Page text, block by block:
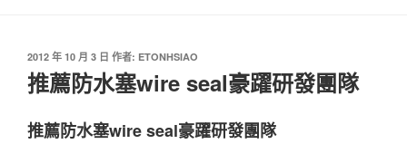
2012 年 10 月 3 日 作者: ETONHSIAO
推薦防水塞wire seal豪躍研發團隊
推薦防水塞wire seal豪躍研發團隊